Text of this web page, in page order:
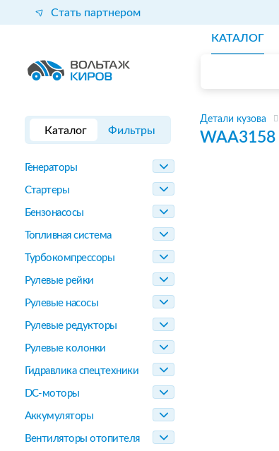
Стать партнером
КАТАЛОГ
Каталог Фильтры
Генераторы
Стартеры
Бензонасосы
Топливная система
Турбокомпрессоры
Рулевые рейки
Рулевые насосы
Рулевые редукторы
Рулевые колонки
Гидравлика спецтехники
DC-моторы
Аккумуляторы
Вентиляторы отопителя
Детали кузова
WAA3158